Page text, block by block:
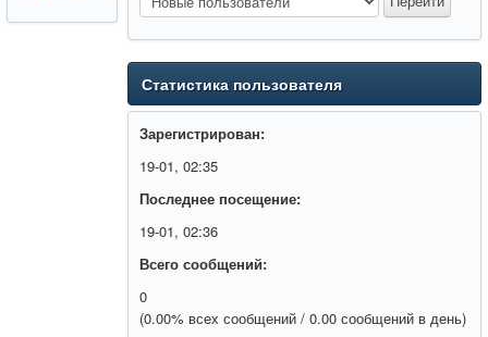
Статистика пользователя
Зарегистрирован:
19-01, 02:35
Последнее посещение:
19-01, 02:36
Всего сообщений:
0
(0.00% всех сообщений / 0.00 сообщений в день)